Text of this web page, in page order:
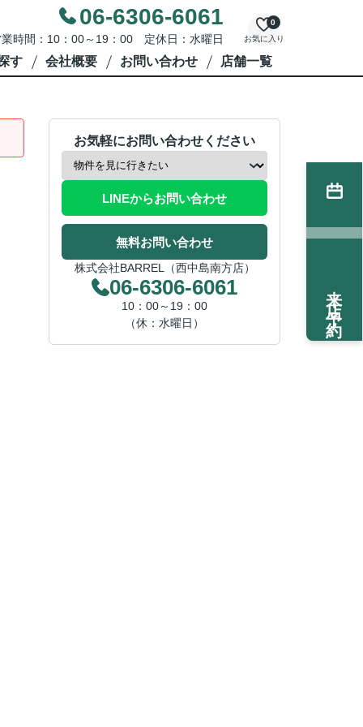
06-6306-6061
時間：10：00～19：00 定休日：水曜日 お気に入り
0
す 会社概要 お問い合わせ 店舗一覧
お気軽にお問い合わせください
LINEからお問い合わせ
無料お問い合わせ
株式会社BARREL（西中島南方店）
06-6306-6061
10：00～19：00
（休：水曜日）
来店予約